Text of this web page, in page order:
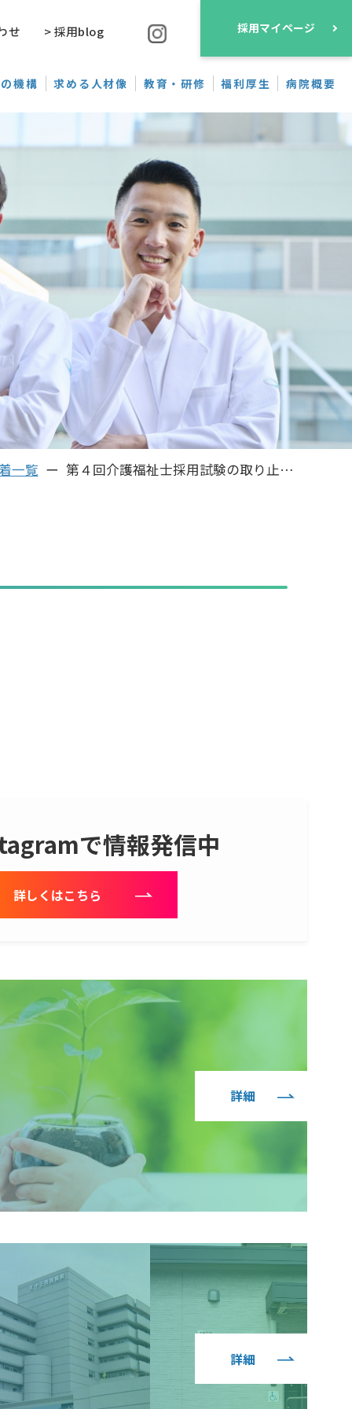
病院からのメッセージ
見学・説明会
説明会情報
機構 求める人材像 教育・研修 福利厚生 病院概要
せ > 採用blog 採用マイページ
一覧 第４回介護福祉士採用試験の取り止めについて
で情報発信中
詳しくはこちら
詳細
詳細